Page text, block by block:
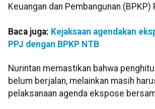
Keuangan dan Pembangunan (BPKP)
Baca juga: Kejaksaan agendakan
PPJ dengan BPKP NTB
Nurintan memastikan bahwa
belum berjalan, melainkan masih
pelaksanaan agenda ekspose